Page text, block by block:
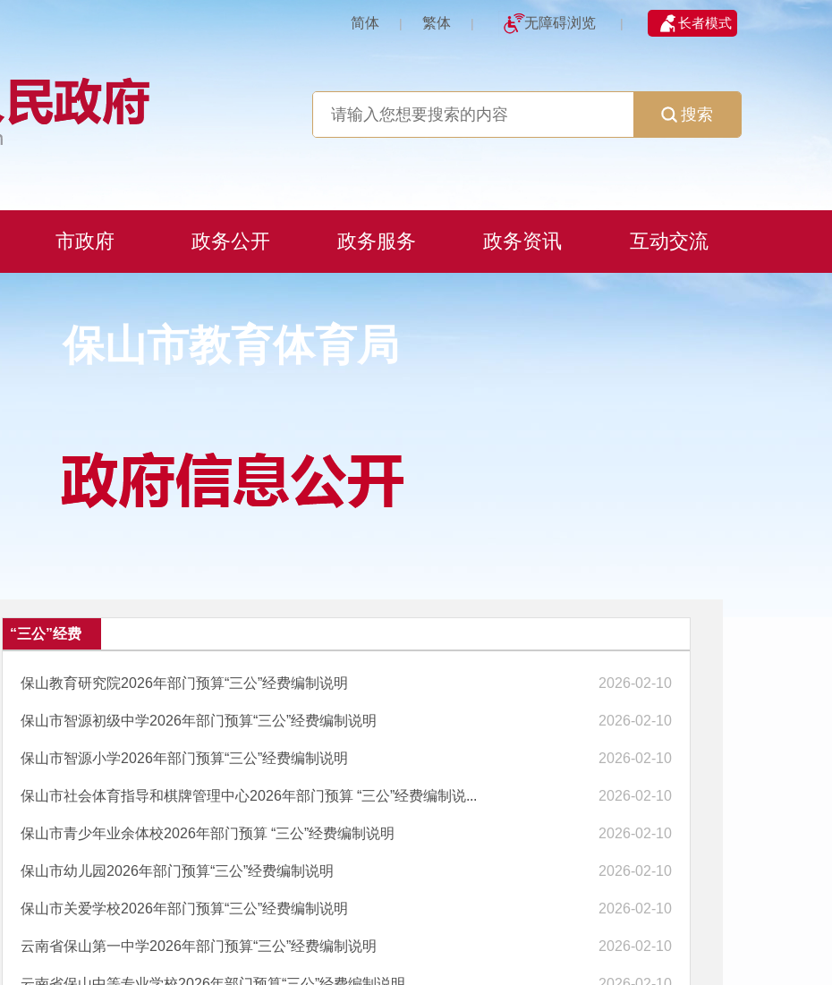
简体 | 繁体 | 无障碍浏览 | 长者模式
搜索
市政府 政务公开 政务服务 政务资讯 互动交流
保山市教育体育局
“三公”经费
保山教育研究院2026年部门预算“三公”经费编制说明 2026-02-10
保山市智源初级中学2026年部门预算“三公”经费编制说明 2026-02-10
保山市智源小学2026年部门预算“三公”经费编制说明 2026-02-10
保山市社会体育指导和棋牌管理中心2026年部门预算 “三公”经费编制说... 2026-02-10
保山市青少年业余体校2026年部门预算 “三公”经费编制说明 2026-02-10
保山市幼儿园2026年部门预算“三公”经费编制说明 2026-02-10
保山市关爱学校2026年部门预算“三公”经费编制说明 2026-02-10
云南省保山第一中学2026年部门预算“三公”经费编制说明 2026-02-10